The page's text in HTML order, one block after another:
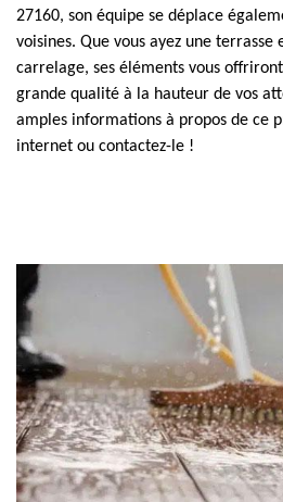
27160, son équipe se déplace
voisines. Que vous ayez une terrasse
carrelage, ses éléments vous
grande qualité à la hauteur de vos
amples informations à propos de ce
internet ou contactez-le !